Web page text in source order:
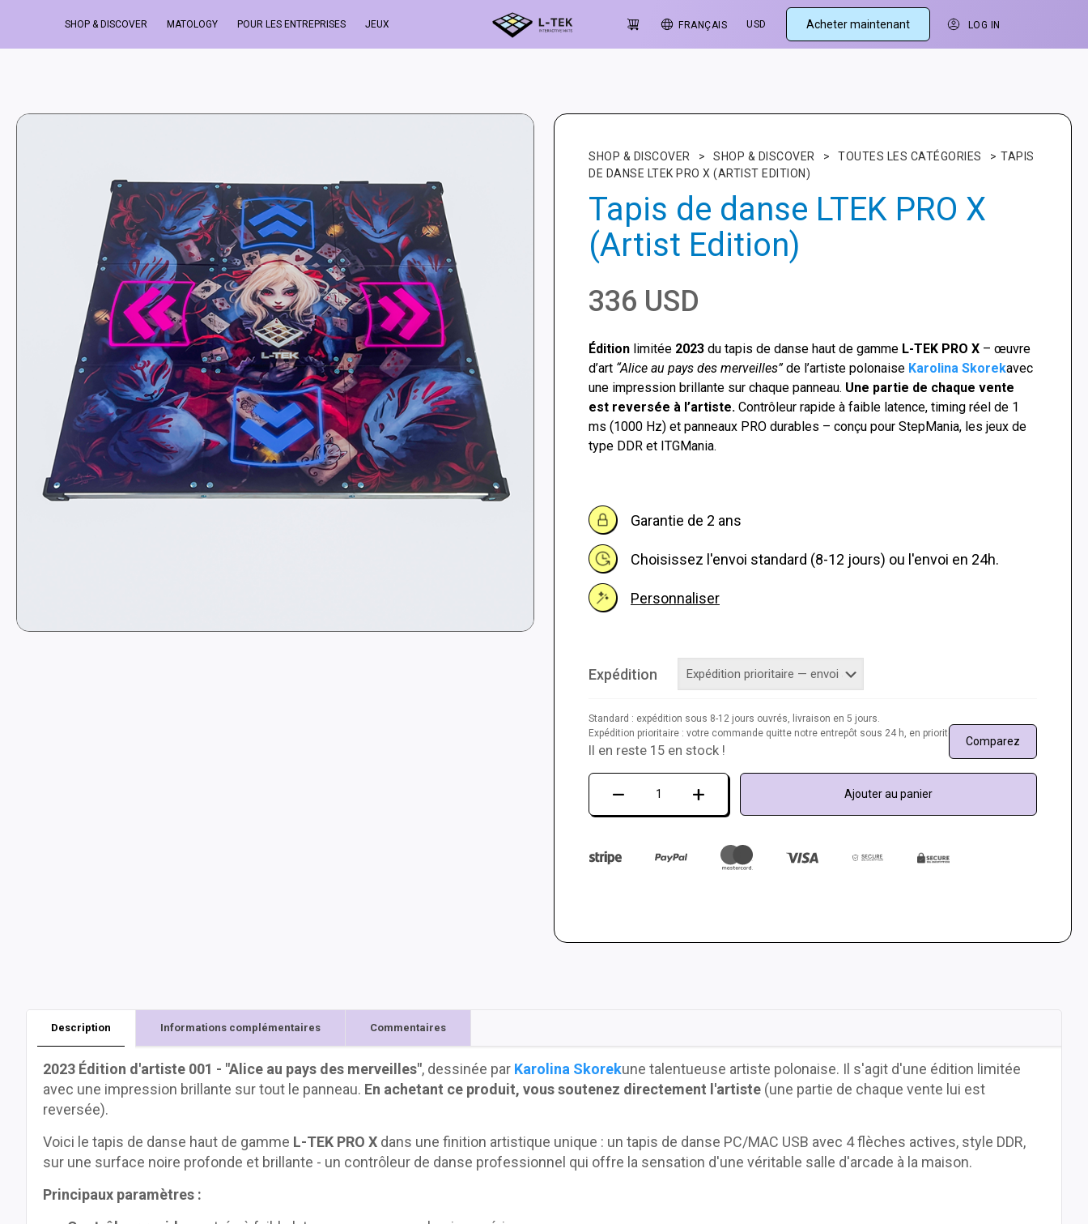
SHOP & DISCOVER MATOLOGY POUR LES ENTREPRISES JEUX FRANÇAIS USD Acheter maintenant LOG IN
SHOP & DISCOVER > SHOP & DISCOVER > TOUTES LES CATÉGORIES > TAPIS
DE DANSE LTEK PRO X (ARTIST EDITION)
Tapis de danse LTEK PRO X
(Artist Edition)
336 USD
Édition limitée 2023 du tapis de danse haut de gamme L-TEK PRO X – œuvre
d’art “Alice au pays des merveilles”de l’artiste polonaise Karolina Skorekavec
une impression brillante sur chaque panneau. Une partie de chaque vente
est reversée à l’artiste. Contrôleur rapide à faible latence, timing réel de 1
ms (1000 Hz) et panneaux PRO durables – conçu pour StepMania, les jeux de
type DDR et ITGMania.
Garantie de 2 ans
Choisissez l'envoi standard (8-12 jours) ou l'envoi en 24h.
Personnaliser
Expédition
Standard : expédition sous 8-12 jours ouvrés, livraison en 5 jours.
Expédition prioritaire : votre commande quitte notre entrepôt sous 24 h, en priorité.
Il en reste 15 en stock !
quantité
Tapis
danse
(Artist
Ajouter au panier
Comparez
Description Informations complémentaires Commentaires
2023 Édition d'artiste 001 - "Alice au pays des merveilles", dessinée par Karolina Skorekune talentueuse artiste polonaise. Il s'agit d'une édition limitée
avec une impression brillante sur tout le panneau. En achetant ce produit, vous soutenez directement l'artiste (une partie de chaque vente lui est
reversée).
Voici le tapis de danse haut de gamme L-TEK PRO X dans une finition artistique unique : un tapis de danse PC/MAC USB avec 4 flèches actives, style DDR,
sur une surface noire profonde et brillante - un contrôleur de danse professionnel qui offre la sensation d'une véritable salle d'arcade à la maison.
Principaux paramètres :